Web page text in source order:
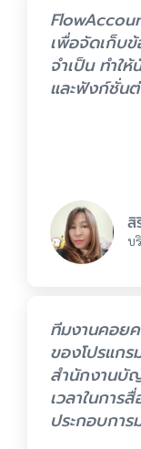
เพื่อจัดเก็บ
จำเป็น ทำใ
และฟังก์ชั่น
สิ
บ
ทีมงานคอย
ของโปรแกร
สำนักงานบั
เวลาในการ
ประกอบการ